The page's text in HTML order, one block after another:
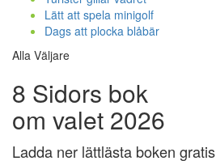
Lätt att spela minigolf
Dags att plocka blåbär
Alla Väljare
8 Sidors bok
om valet 2026
Ladda ner lättlästa boken gratis